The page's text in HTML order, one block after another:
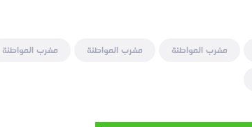
مغرب المواطنة مغرب المواطنة مغرب المواطنة